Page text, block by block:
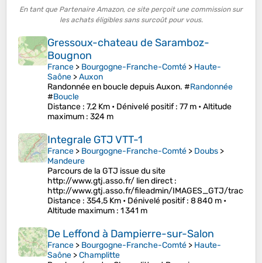
En tant que Partenaire Amazon, ce site perçoit une commission sur
les achats éligibles sans surcoût pour vous.
Gressoux-chateau de Saramboz-
Bougnon
France > Bourgogne-Franche-Comté > Haute-
Saône >Auxon
Randonnée en boucle depuis Auxon. #Randonnée
#Boucle
Distance : 7,2 Km • Dénivelé positif: 77 m •Altitude
maximum : 324 m
Integrale GTJ VTT-1
France > Bourgogne-Franche-Comté > Doubs >
Mandeure
Parcours de la GTJ issue du site
http://www.gtj.asso.fr/ lien direct :
http://www.gtj.asso.fr/fileadmin/IMAGES_GTJ/
Distance : 354,5 Km • Dénivelé positif: 8 840 m •
Altitude maximum : 1 341 m
De Leffond à Dampierre-sur-Salon
France > Bourgogne-Franche-Comté > Haute-
Saône >Champlitte